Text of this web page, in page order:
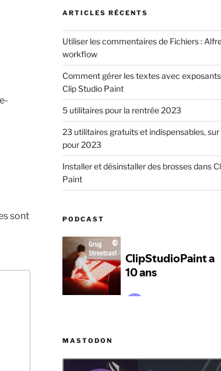
sont
ARTICLES RÉCENTS
Utiliser les commentaires de Fichiers :
workflow
Comment gérer les textes avec
Clip Studio Paint
5 utilitaires pour la rentrée 2023
23 utilitaires gratuits et indispensables, sur
pour 2023
Installer et désinstaller des brosses dans
Paint
PODCAST
MASTODON